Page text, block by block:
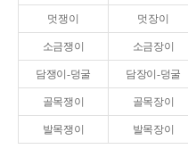
멋쟁이 멋장이
소금쟁이 소금장이
담쟁이-덩굴 담장이-덩굴
골목쟁이 골목장이
발목쟁이 발목장이